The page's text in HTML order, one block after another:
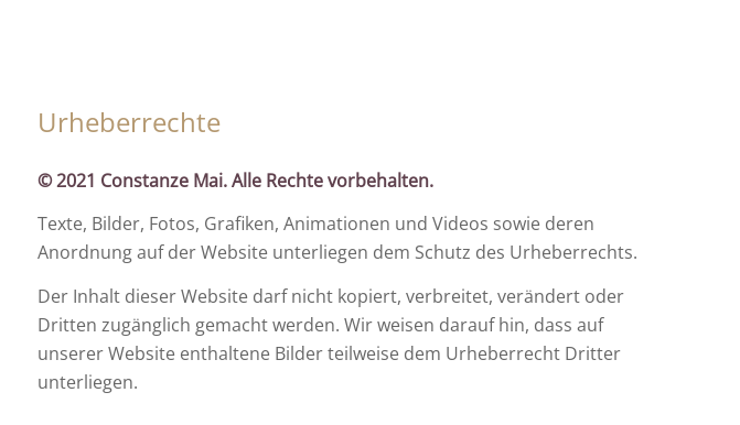
Urheberrechte
© 2021 Constanze Mai. Alle Rechte vorbehalten.
Texte, Bilder, Fotos, Grafiken, Animationen und Videos sowie deren
Anordnung auf der Website unterliegen dem Schutz des Urheberrechts.
Der Inhalt dieser Website darf nicht kopiert, verbreitet, verändert oder
Dritten zugänglich gemacht werden. Wir weisen darauf hin, dass auf
unserer Website enthaltene Bilder teilweise dem Urheberrecht Dritter
unterliegen.